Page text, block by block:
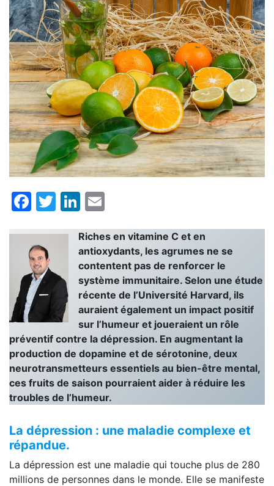
Facebook
TwitterLinkedIn
Riches en vitamine C et en
antioxydants, les agrumes ne se
contentent pas de renforcer le
système immunitaire. Selon une étude
récente de l’Université Harvard, ils
auraient également un impact positif
sur l’humeur et joueraient un rôle
préventif contre la dépression. En augmentant la
production de dopamine et de sérotonine, deux
neurotransmetteurs essentiels au bien-être mental,
ces fruits de saison pourraient aider à réduire les
troubles de l’humeur.
La dépression : une maladie complexe et
répandue.
La dépression est une maladie qui touche plus de 280
millions de personnes dans le monde. Elle se manifeste